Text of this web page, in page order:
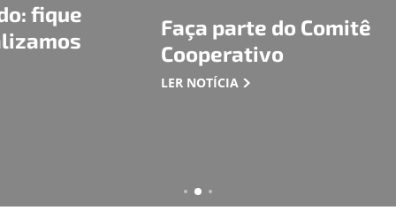
Faça parte do Comitê
Cooperativo